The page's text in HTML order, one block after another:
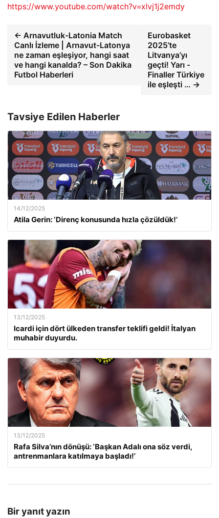
https://www.youtube.com/watch?v=xlvj1j2emdy
← Arnavutluk-Latonia Match
Canlı İzleme | Arnavut-Latonya
ne zaman eşleşiyor, hangi saat
ve hangi kanalda? – Son Dakika
Futbol Haberleri
Eurobasket
2025’te
Litvanya’yı
geçti! Yarı -
Finaller Türkiye
ile eşleşti … →
Tavsiye Edilen Haberler
14/12/2025
Atila Gerin: ‘Direnç konusunda hızla çözüldük!’
13/12/2025
Icardi için dört ülkeden transfer teklifi geldi! İtalyan
muhabir duyurdu.
13/12/2025
Rafa Silva’nın dönüşü: ‘Başkan Adalı ona söz verdi,
antrenmanlara katılmaya başladı!’
Bir yanıt yazın